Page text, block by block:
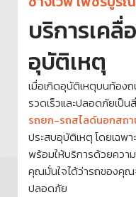
บริการเค
อุบัติเหตุ
เมื่อเกิดอุบัติเหตุบนท้อง
รวดเร็วและปลอดภัยเป็
รถยก-รถสไลด์นอกสถ
ประสบอุบัติเหตุ โดยเฉพ
พร้อมให้บริการด้วยความ
คุณมั่นใจได้ว่ารถของคุณ
ปลอดภัย